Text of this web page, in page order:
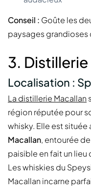
Conseil : Goûte les
paysages grandioses
3.
Localisation :
La distillerie Macallan
région réputée pour
whisky. Elle est
Macallan, entourée
paisible en fait un lieu
Les whiskies du
Macallan incarne